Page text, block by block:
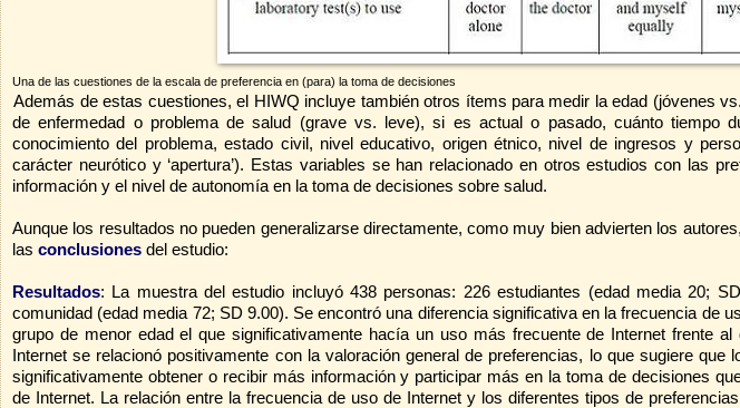
Una de las cuestiones de la escala de preferencia en (para) la toma de decisiones
Además de estas cuestiones, el HIWQ incluye también otros ítems para medir la edad (jóvenes
de enfermedad o problema de salud (grave vs. leve), si es actual o pasado, cuánto tiempo
conocimiento del problema, estado civil, nivel educativo, origen étnico, nivel de ingresos y
carácter neurótico y ‘apertura’). Estas variables se han relacionado en otros estudios con las
información y el nivel de autonomía en la toma de decisiones sobre salud.
Aunque los resultados no pueden generalizarse directamente, como muy bien advierten los
las conclusiones del estudio:
Resultados: La muestra del estudio incluyó 438 personas: 226 estudiantes (edad media 20;
comunidad (edad media 72; SD 9.00). Se encontró una diferencia significativa en la frecuencia de
grupo de menor edad el que significativamente hacía un uso más frecuente de Internet frente
Internet se relacionó positivamente con la valoración general de preferencias, lo que sugiere que
significativamente obtener o recibir más información y participar más en la toma de decisiones
de Internet. La relación entre la frecuencia de uso de Internet y los diferentes tipos de